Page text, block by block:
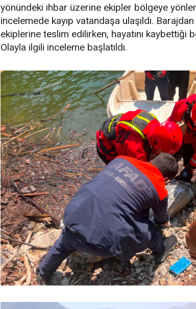
yönündeki ihbar üzerine ekipler bölgeye
incelemede kayıp vatandaşa ulaşıldı. Barajdan
ekiplerine teslim edilirken, hayatını kaybettiği
Olayla ilgili inceleme başlatıldı.